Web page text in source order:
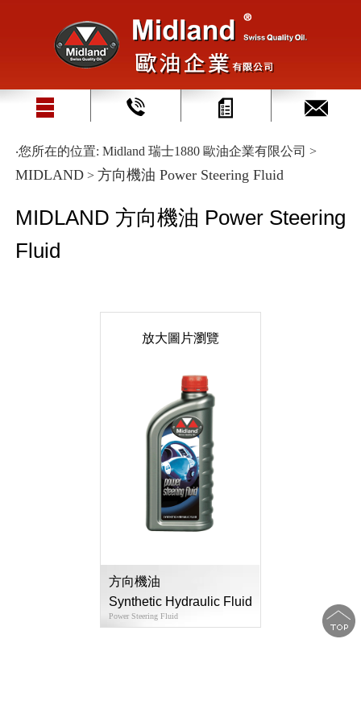
‧您所在的位置: Midland 瑞士1880 歐油企業有限公司 >
MIDLAND> 方向機油 Power Steering Fluid
MIDLAND 方向機油 Power Steering
Fluid
放大圖片瀏覽
方向機油
Synthetic Hydraulic Fluid
Power Steering Fluid